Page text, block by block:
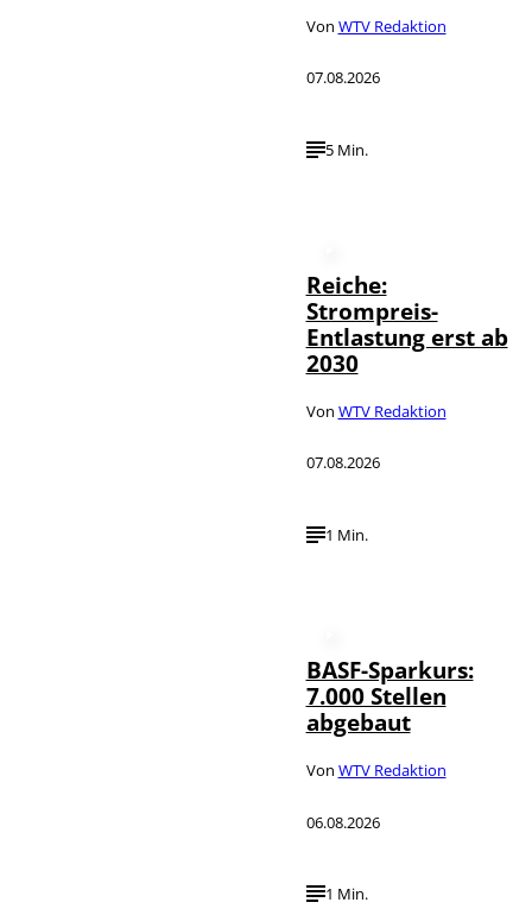
Von WTV Redaktion
07.08.2026
5 Min.
Reiche:
Strompreis-
Entlastung erst ab
2030
Von WTV Redaktion
07.08.2026
1 Min.
BASF-Sparkurs:
7.000 Stellen
abgebaut
Von WTV Redaktion
06.08.2026
1 Min.